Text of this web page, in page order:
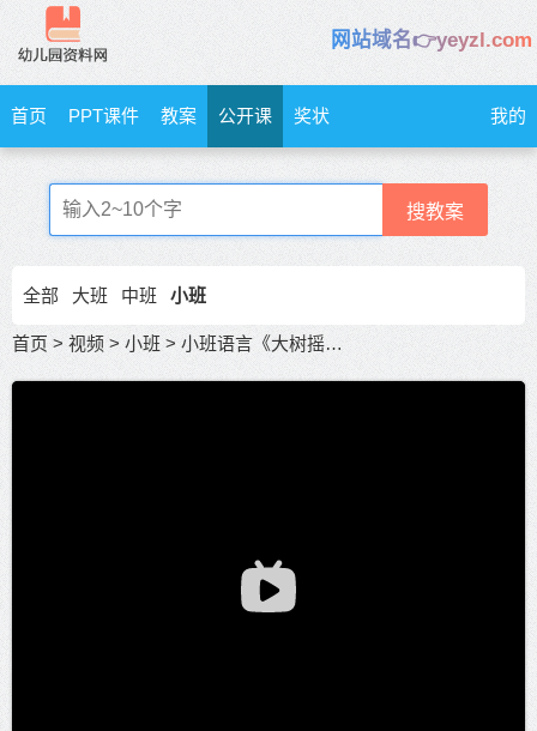
网站域名👉yeyzl.com
首页 PPT课件 教案 公开课 奖状 我的
搜教案
全部 大班 中班 小班
首页 > 视频 > 小班 > 小班语言《大树摇摇》公开课